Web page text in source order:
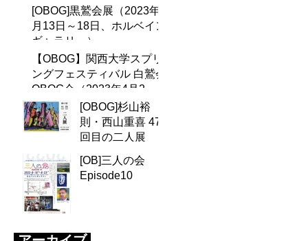
月7日、川西市郷土館)
[OBOG]黒鷲会展（2023年4
月13日～18日、ホルベイン
ギャラリー）
【OBOG】関西大学スプリ
ングフェスティバル 白鷲会
OBOG会（2023年4月2
日）のご案内[OBOG]杉山裕
則・西山重喜 47
回目の二人展
[OB]三人の会
Episode10